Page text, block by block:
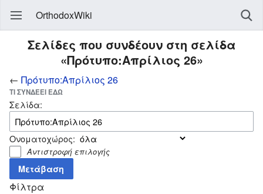
OrthodoxWiki
Σελίδες που συνδέουν στη σελίδα
«Πρότυπο:Απρίλιος 26»
← Πρότυπο:Απρίλιος 26
ΤΙ ΣΥΝΔΈΕΙ ΕΔΏ
Σελίδα:
Ονοματοχώρος:
Αντιστροφή επιλογής
Φίλτρα